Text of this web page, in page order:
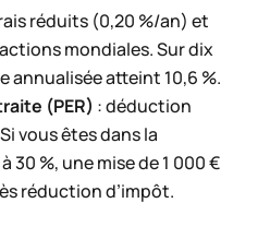
réduits (0,20 %/an) et
mondiales. Sur dix
annualisée atteint 10,6 %.
(PER) : déduction
vous êtes dans la
30 %, une mise de 1 000 €
réduction d’impôt.